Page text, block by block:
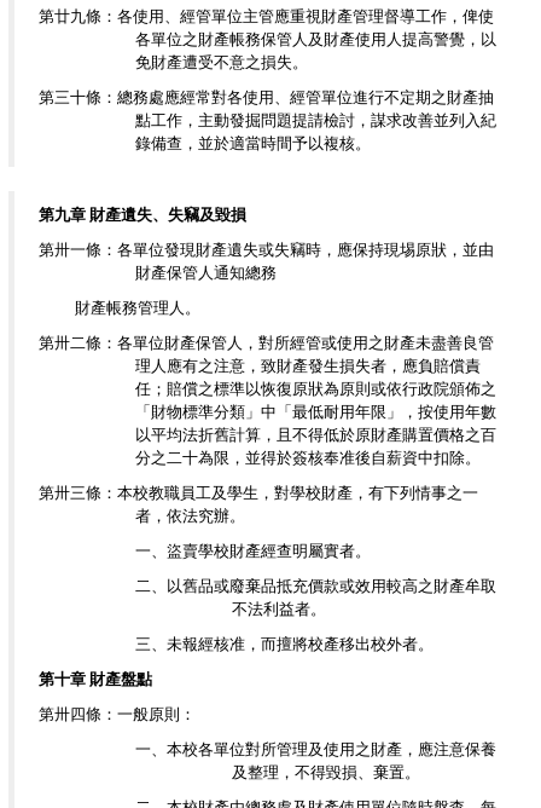
第廿九條：各使用、經管單位主管應重視財產管理督導工作，俾使
各單位之財產帳務保管人及財產使用人提高警覺，以
免財產遭受不意之損失。
第三十條：總務處應經常對各使用、經管單位進行不定期之財產抽
點工作，主動發掘問題提請檢討，謀求改善並列入紀
錄備查，並於適當時間予以複核。
第九章 財產遺失、失竊及毀損
第卅一條：各單位發現財產遺失或失竊時，應保持現埸原狀，並由
財產保管人通知總務
財產帳務管理人。
第卅二條：各單位財產保管人，對所經管或使用之財產未盡善良管
理人應有之注意，致財產發生損失者，應負賠償責
任；賠償之標準以恢復原狀為原則或依行政院頒佈之
「財物標準分類」中「最低耐用年限」，按使用年數
以平均法折舊計算，且不得低於原財產購置價格之百
分之二十為限，並得於簽核奉准後自薪資中扣除。
第卅三條：本校教職員工及學生，對學校財產，有下列情事之一
者，依法究辦。
一、盜賣學校財產經查明屬實者。
二、以舊品或廢棄品抵充價款或效用較高之財產牟取
不法利益者。
三、未報經核准，而擅將校產移出校外者。
第十章 財產盤點
第卅四條：一般原則：
一、本校各單位對所管理及使用之財產，應注意保養
及整理，不得毀損、棄置。